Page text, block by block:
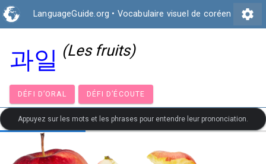
LanguageGuide.org • Vocabulaire visuel de coréen settings
과일 (Les fruits)
DÉFI D’ORAL DÉFI D’ÉCOUTE
Appuyez sur les mots et les phrases pour entendre leur prononciation.